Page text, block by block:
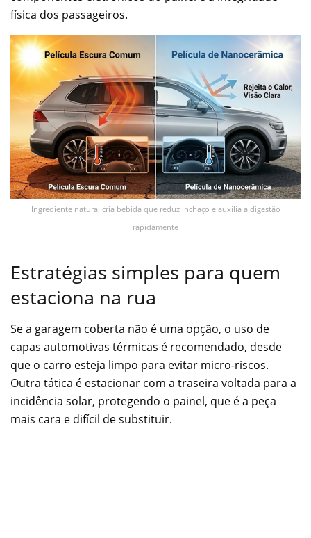
física dos passageiros.
Ingrediente natural cria bebida que reduz inchaço e auxilia a digestão
rapidamente
Estratégias simples para quem
estaciona na rua
Se a garagem coberta não é uma opção, o uso de
capas automotivas térmicas é recomendado, desde
que o carro esteja limpo para evitar micro-riscos.
Outra tática é estacionar com a traseira voltada para a
incidência solar, protegendo o painel, que é a peça
mais cara e difícil de substituir.